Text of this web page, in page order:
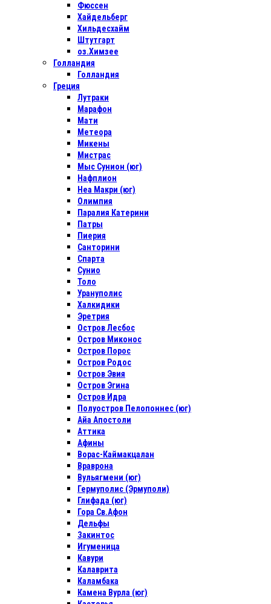
Фюссен
Хайдельберг
Хильдесхайм
Штутгарт
оз.Химзее
Голландия
Голландия
Греция
Лутраки
Марафон
Мати
Метеора
Микены
Мистрас
Мыс Сунион (юг)
Нафплион
Неа Макри (юг)
Олимпия
Паралия Катерини
Патры
Пиерия
Санторини
Спарта
Сунио
Толо
Урануполис
Халкидики
Эретрия
Остров Лесбос
Остров Миконос
Остров Порос
Остров Родос
Остров Эвия
Остров Эгина
Остров Идра
Полуостров Пелопоннес (юг)
Айа Апостоли
Аттика
Афины
Ворас-Каймакцалан
Враврона
Вульягмени (юг)
Гермуполис (Эрмуполи)
Глифада (юг)
Гора Св.Афон
Дельфы
Закинтос
Игуменица
Кавури
Калаврита
Каламбака
Камена Вурла (юг)